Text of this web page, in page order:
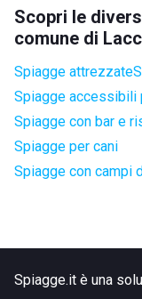
Scopri le
comune di
Spiagge attrezzate
Spiagge accessibili
Spiagge con bar e
Spiagge per cani
Spiagge con campi
Spiagge.it è una